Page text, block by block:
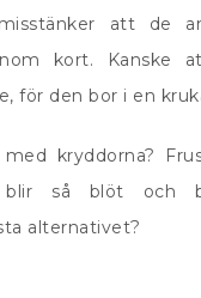
att de
kort. Kanske
för den bor i en
kryddorna?
blir så blöt och
alternativet?